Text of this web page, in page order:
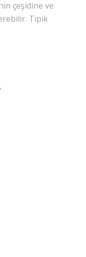
çeşidine ve
Tipik